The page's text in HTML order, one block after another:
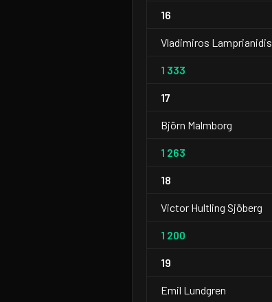
16
Vladimiros Lamprianidis
1 333
17
Björn Malmborg
1 263
18
Victor Hultling Sjöberg
1 200
19
Emil Lundgren